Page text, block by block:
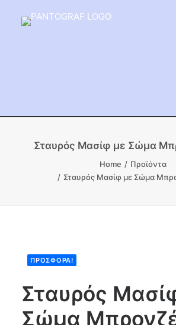
ΕΙΔΗ ΜΝΗΜΕΙΟΥ
ΑΔΑΜΑΝΤΟΦΟΡΟΙ ΔΙΣΚΟΙ
ΠΡΟΪΟΝΤΑ ΜΑΡΜΆΡΟΥ
Products
search
Σταυρός Μασίφ με Σώμα
Home
Προϊόντα
Σταυρός Μασίφ με Σώμα
ΠΡΟΣΦΟΡΆ!
Σταυρός
Σώμα